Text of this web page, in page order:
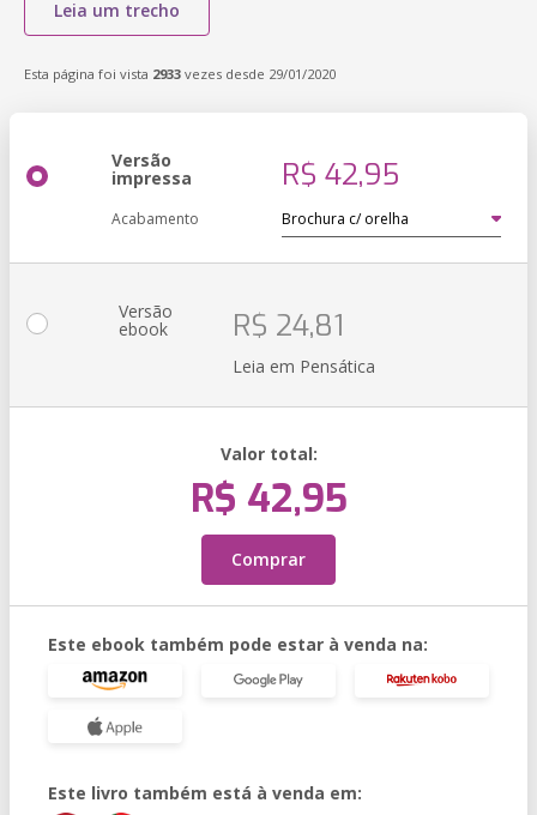
Leia um trecho
Esta página foi vista 2933 vezes desde 29/01/2020
Versão
impressa R$ 42,95
Acabamento
Versão
ebook R$ 24,81
Leia em Pensática
Valor total:
R$ 42,95
Comprar
Este ebook também pode estar à venda na:
Este livro também está à venda em: